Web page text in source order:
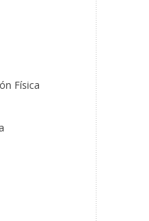
Física